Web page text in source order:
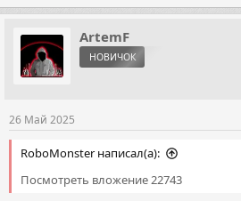
ArtemF
НОВИЧОК
26 Май 2025
RoboMonster написал(а):
Посмотреть вложение 22743